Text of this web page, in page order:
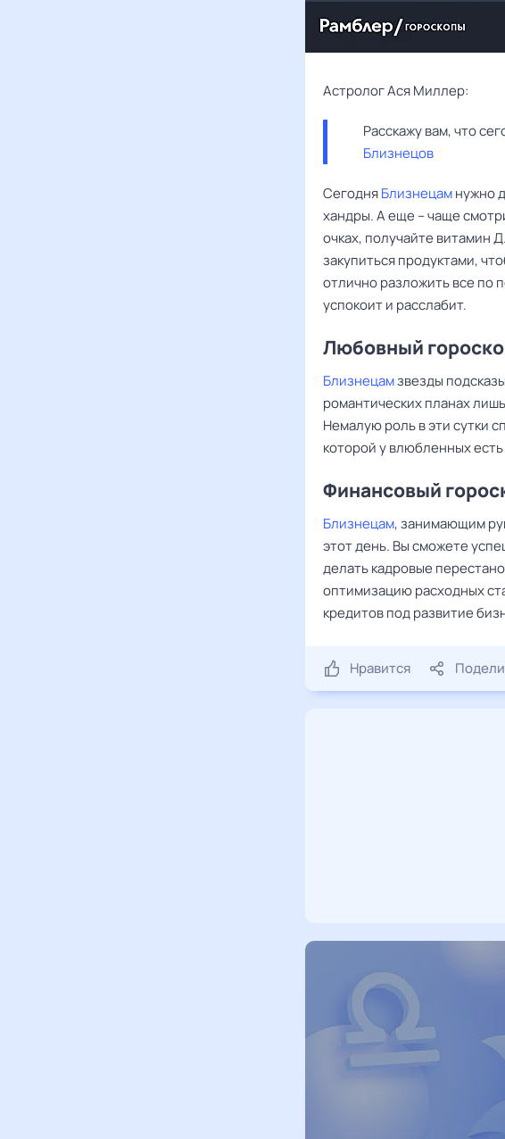
Астролог Ася Миллер:
Близнецов
СегодняБлизнецамнужно
хандры. А еще – чаще
очках, получайте витамин
закупиться продуктами,
отлично разложить все по
успокоит и расслабит.
Любовный
Близнецамзвезды
романтических планах
Немалую роль в эти сутки
которой у влюбленных
Финансовый
Близнецам, занимающим
этот день. Вы сможете
делать кадровые
оптимизацию расходных
кредитов под развитие
Нравится